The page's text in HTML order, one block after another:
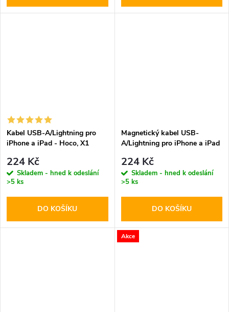
Kabel USB-A/Lightning pro
iPhone a iPad - Hoco, X1
224 Kč
Skladem - hned k odeslání
>5 ks
DO KOŠÍKU
Magnetický kabel USB-
A/Lightning pro iPhone a iPad
224 Kč
Skladem - hned k odeslání
>5 ks
DO KOŠÍKU
Akce